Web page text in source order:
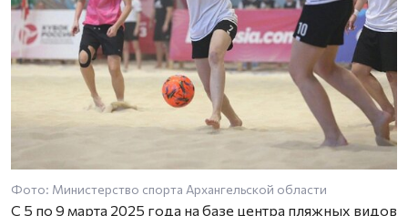
Фото: Министерство спорта Архангельской области
С 5 по 9 марта 2025 года на базе центра пляжных видов